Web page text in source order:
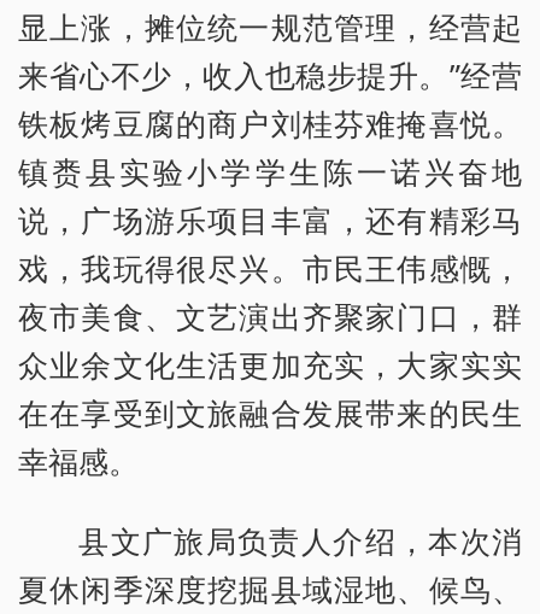
显上涨，摊位统一规范管理，经营起
来省心不少，收入也稳步提升。”经营
铁板烤豆腐的商户刘桂芬难掩喜悦。
镇赉县实验小学学生陈一诺兴奋地
说，广场游乐项目丰富，还有精彩马
戏，我玩得很尽兴。市民王伟感慨，
夜市美食、文艺演出齐聚家门口，群
众业余文化生活更加充实，大家实实
在在享受到文旅融合发展带来的民生
幸福感。
县文广旅局负责人介绍，本次消
夏休闲季深度挖掘县域湿地、候鸟、